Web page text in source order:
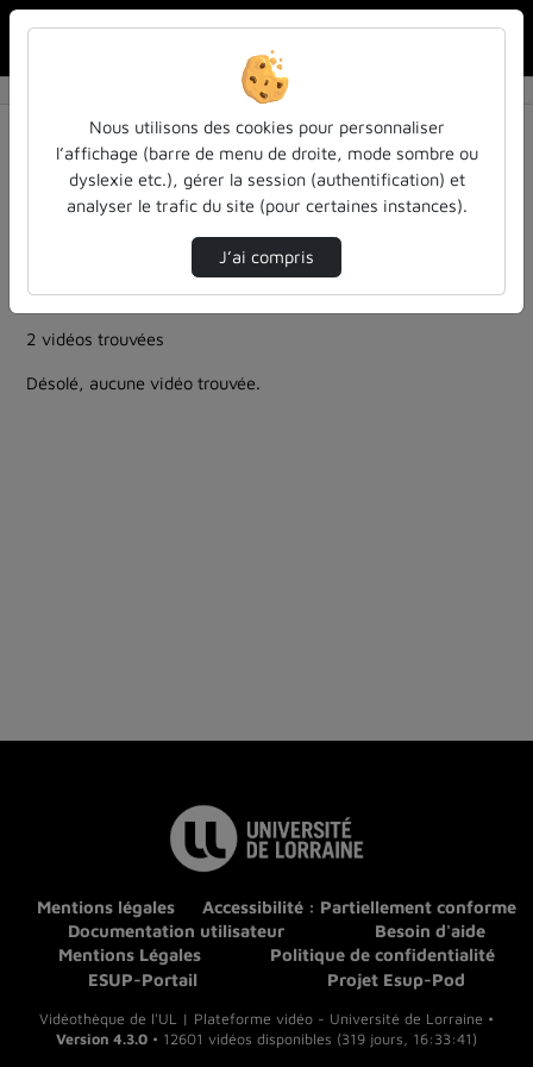
Résultats de la recherche
Filtres actifs (cliquer pour en retirer) :
education
entendu-des-confs-a-ecouter
ia-lintelligence-artificielle-approches-et-usages-a-
colloques-et-conferences
entendu-des-confs-a-ecouter
2 vidéos trouvées
Désolé, aucune vidéo trouvée.
Mentions légales
Accessibilité : Partiellement conforme
Documentation utilisateur
Besoin d'aide
Mentions Légales
Politique de confidentialité
ESUP-Portail
Projet Esup-Pod
Vidéothèque de l'UL | Plateforme vidéo - Université de Lorraine •
Version 4.3.0 • 12601 vidéos disponibles (319 jours, 16:33:41)
Nous utilisons des cookies pour personnaliser
l’affichage (barre de menu de droite, mode sombre ou
dyslexie etc.), gérer la session (authentification) et
analyser le trafic du site (pour certaines instances).
J’ai compris